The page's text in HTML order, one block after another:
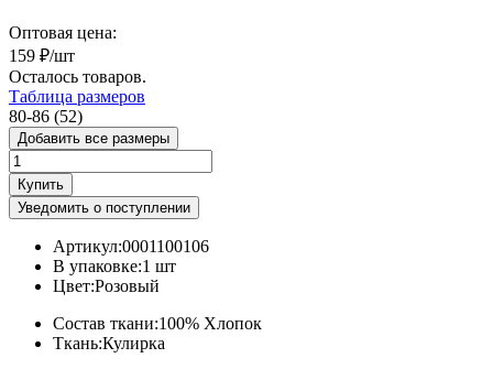
Оптовая цена:
159 ₽/шт
Осталось товаров.
Таблица размеров
80-86 (52)
Добавить все размеры
Купить
Уведомить о поступлении
Артикул:0001100106
В упаковке:1 шт
Цвет:Розовый
Состав ткани:100% Хлопок
Ткань:Кулирка